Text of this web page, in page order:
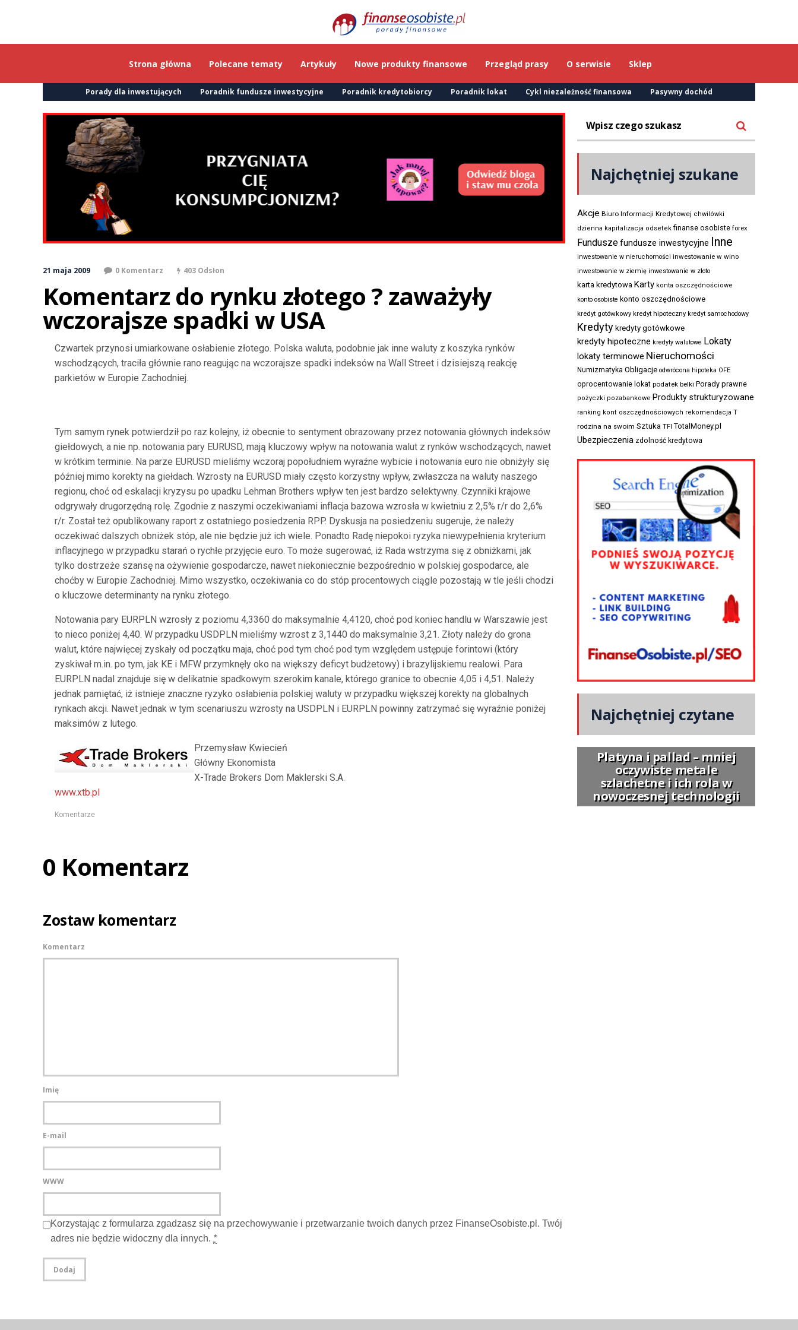
Strona główna Polecane tematy Artykuły Nowe produkty finansowe Przegląd prasy O serwisie Sklep
Porady dla inwestujących Poradnik fundusze inwestycyjne Poradnik kredytobiorcy Poradnik lokat Cykl niezależność finansowa Pasywny dochód
21 maja 2009 0 Komentarz 403 Odsłon
Komentarz do rynku złotego ? zaważyły
wczorajsze spadki w USA
Czwartek przynosi umiarkowane osłabienie złotego. Polska waluta, podobnie jak inne waluty z koszyka rynków
wschodzących, traciła głównie rano reagując na wczorajsze spadki indeksów na Wall Street i dzisiejszą reakcję
parkietów w Europie Zachodniej.
Tym samym rynek potwierdził po raz kolejny, iż obecnie to sentyment obrazowany przez notowania głównych indeksów
giełdowych, a nie np. notowania pary EURUSD, mają kluczowy wpływ na notowania walut z rynków wschodzących, nawet
w krótkim terminie. Na parze EURUSD mieliśmy wczoraj popołudniem wyraźne wybicie i notowania euro nie obniżyły się
później mimo korekty na giełdach. Wzrosty na EURUSD miały często korzystny wpływ, zwłaszcza na waluty naszego
regionu, choć od eskalacji kryzysu po upadku Lehman Brothers wpływ ten jest bardzo selektywny. Czynniki krajowe
odgrywały drugorzędną rolę. Zgodnie z naszymi oczekiwaniami inflacja bazowa wzrosła w kwietniu z 2,5% r/r do 2,6%
r/r. Został też opublikowany raport z ostatniego posiedzenia RPP. Dyskusja na posiedzeniu sugeruje, że należy
oczekiwać dalszych obniżek stóp, ale nie będzie już ich wiele. Ponadto Radę niepokoi ryzyka niewypełnienia kryterium
inflacyjnego w przypadku starań o rychłe przyjęcie euro. To może sugerować, iż Rada wstrzyma się z obniżkami, jak
tylko dostrzeże szansę na ożywienie gospodarcze, nawet niekoniecznie bezpośrednio w polskiej gospodarce, ale
choćby w Europie Zachodniej. Mimo wszystko, oczekiwania co do stóp procentowych ciągle pozostają w tle jeśli chodzi
o kluczowe determinanty na rynku złotego.
Notowania pary EURPLN wzrosły z poziomu 4,3360 do maksymalnie 4,4120, choć pod koniec handlu w Warszawie jest
to nieco poniżej 4,40. W przypadku USDPLN mieliśmy wzrost z 3,1440 do maksymalnie 3,21. Złoty należy do grona
walut, które najwięcej zyskały od początku maja, choć pod tym choć pod tym względem ustępuje forintowi (który
zyskiwał m.in. po tym, jak KE i MFW przymknęły oko na większy deficyt budżetowy) i brazylijskiemu realowi. Para
EURPLN nadal znajduje się w delikatnie spadkowym szerokim kanale, którego granice to obecnie 4,05 i 4,51. Należy
jednak pamiętać, iż istnieje znaczne ryzyko osłabienia polskiej waluty w przypadku większej korekty na globalnych
rynkach akcji. Nawet jednak w tym scenariuszu wzrosty na USDPLN i EURPLN powinny zatrzymać się wyraźnie poniżej
maksimów z lutego.
Przemysław Kwiecień
Główny Ekonomista
X-Trade Brokers Dom Maklerski S.A.
www.xtb.pl
Komentarze
0 Komentarz
Zostaw komentarz
Komentarz
Imię
E-mail
WWW
Korzystając z formularza zgadzasz się na przechowywanie i przetwarzanie twoich danych przez FinanseOsobiste.pl. Twój
adres nie będzie widoczny dla innych. *
Najchętniej szukane
Akcje Biuro Informacji Kredytowej chwilówki
dzienna kapitalizacja odsetek finanse osobiste forex
Funduszefundusze inwestycyjne Inne
inwestowanie w nieruchomości inwestowanie w wino
inwestowanie w ziemię inwestowanie w złoto
karta kredytowa Karty konta oszczędnościowe
konto osobiste konto oszczędnościowe
kredyt gotówkowy kredyt hipoteczny kredyt samochodowy
Kredyty kredyty gotówkowe
kredyty hipoteczne kredyty walutowe Lokaty
lokaty terminowe Nieruchomości
Numizmatyka Obligacje odwrócona hipoteka OFE
oprocentowanie lokat podatek belki Porady prawne
pożyczki pozabankowe Produkty strukturyzowane
ranking kont oszczędnościowych rekomendacja T
rodzina na swoim Sztuka TFI TotalMoney.pl
Ubezpieczenia zdolność kredytowa
Najchętniej czytane
Platyna i pallad – mniej
oczywiste metale
szlachetne i ich rola w
nowoczesnej technologii